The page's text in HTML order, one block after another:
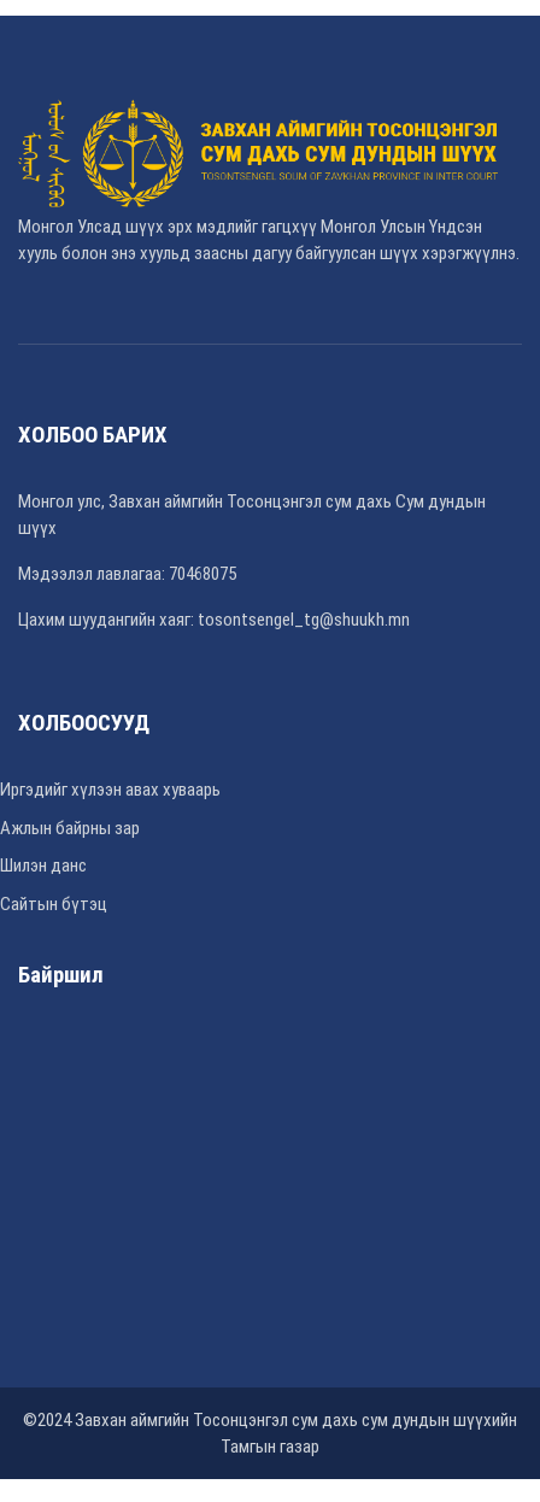
Монгол Улсад шүүх эрх мэдлийг гагцхүү Монгол Улсын Үндсэн
хууль болон энэ хуульд заасны дагуу байгуулсан шүүх хэрэгжүүлнэ.
ХОЛБОО БАРИХ
Монгол улс, Завхан аймгийн Тосонцэнгэл сум дахь Сум дундын
шүүх
Мэдээлэл лавлагаа: 70468075
Цахим шуудангийн хаяг: tosontsengel_tg@shuukh.mn
ХОЛБООСУУД
Иргэдийг хүлээн авах хуваарь
Ажлын байрны зар
Шилэн данс
Сайтын бүтэц
Байршил
©2024 Завхан аймгийн Тосонцэнгэл сум дахь сум дундын шүүхийн
Тамгын газар